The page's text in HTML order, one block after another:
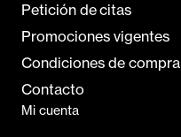
Petición de citas
Promociones vigentes
Condiciones de compra
Contacto
Mi cuenta